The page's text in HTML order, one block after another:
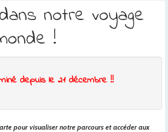
notre voyage
!
depuis le 21 décembre !!
pour visualiser notre parcours et accéder aux